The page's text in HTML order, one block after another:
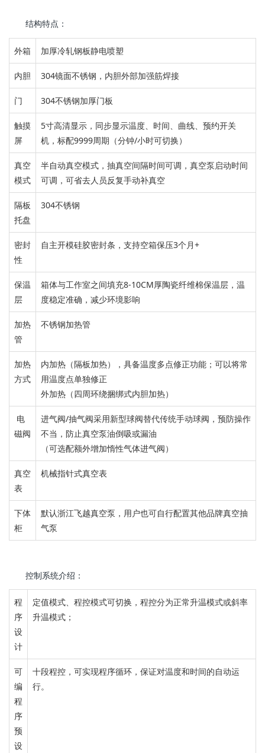
结构特点：
外箱 加厚冷轧钢板静电喷塑
内胆 304镜面不锈钢， 内胆外部加强筋焊接
门 304不锈钢加厚门板
触摸
屏
5寸高清显示， 同步显示温度、时间、曲线、预约开关
机，标配9999周期（分钟/小时可切换）
真空
模式
半自动真空模式 ， 抽真空间隔时间可调，真空泵启动时间
可调，可省去人员反复手动补真空
隔板
托盘
304不锈钢
密封
性
自主开模硅胶密封条， 支持空箱保压3个月+
保温
层
箱体与工作室之间填充8-10CM厚陶瓷纤维棉保温层， 温
度稳定准确，减少环境影响
加热
管
不锈钢加热管
加热
方式
内加热（隔板加热），具备温度多点修正功能； 可以将常
用温度点单独修正
外加热（四周环绕捆绑式内胆加热）
电
磁阀
进气阀/抽气阀采用新型球阀替代传统手动球阀， 预防操作
不当，防止真空泵油倒吸或漏油
（可选配额外增加惰性气体进气阀）
真空
表
机械指针式真空表
下体
柜
默认浙江飞越真空泵，用户也可自行配置其他品牌真空抽
气泵
控制系统介绍：
程
序
设
计
定值模式、程控模式可切换， 程控分为正常升温模式或斜率
升温模式；
可
编
程
序
预
设
十段程控， 可实现程序循环，保证对温度和时间的自动运
行。